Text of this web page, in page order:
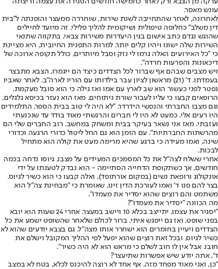
עונש מאסר.
לאחרונה, לאחר שהתחייבה לשנת שירות, שוחררה ממעצר והופנתה ל"בית
דין משלב" כחלופה טיפולית ושיקומית להליך פלילי. זה מיועד לחיילים
שהוגש נגדם כתב אישום בגין היעדרות משירות צבאי, בתקווה שתנאי
השירות שלה ישונו ויהיו קלים יותר. למרות התפנית החיובית, היא מציינת
כי "כל האירועים האלה גרמו לי נזק וסבל מיותרים, כולל תקופה ארוכה של
דיכאונות והפרעות חרדה".
ויש מצבים שבהם אף שברור לכל הצדדים כיצד הם ייגמרו, הצבא מתבצר
בעמדתו. ד' (21) מראשון לציון עבר בילדותו עם הוריו לארה"ב. לאחר שאביו
נפטר לפני כעשור הוא שב לארץ עם אמו ואז גילה כי הוא סובל מעקמת.
הרופאים קבעו כי עליו לעבור שורת ניתוחים. מאז הוא נעזר בכיסא גלגלים,
וגם מצבו החברתי והנפשי הידרדר. "לא היה לי טוב בבית הספר, התלמידים
היו רעים אלי. כמעט לא היו לי חברים והרגשתי מאוד בודד עד שנכנעתי
ועזבתי. מאז אני נשאר בעיקר בבית ומשחק במחשב. רוב החברים שלי הם
מהרשתות החברתיות". עם הזמן הוא גם החל ליטול כדורי הרגעה וכדורי
שינה, ואמו מעידה כי ברגע שהיא מרימה מעט את קולה הוא מתחיל
לבכות.
אחרי ששלח לצה"ל את כל המסמכים המעידים על מצבו, גיוסו נדחה בכמה
חודשים, אך כשתקופת הדחייה הסתיימה - הוא נבדק לטענתו על ידי
אונקולוג ורופאת נשים (במקום אורתופד), ואלה קבעו כי הוא כשיר לגיוס.
בצר להם פנו ד' ואמו לעורכת הדין זינו, שאומרת כי "מבחינת צה"ל הוא
משתמט והם רוצים שהוא יסדיר את מעמדו".
מה הכוונה "יסדיר את מעמדו"?
"יסגיר את עצמו, יתייצב בכלא 10 ויישב במעצר. אחרי 24 שעות הוא יובא
בפני שופט, ואז גם ייפגש איתי. ברור לכולם שלאחר שהשופט ישמע את כל
הצדדים ויעיין בחומרים הוא ישחרר אותו מצה"ל. גם בצבא יודעים שהוא לא
כשיר לגיוס, ובכל זאת רוצים שהוא יפעל לפי ההליך המקובל וישלם את
חובו. אבל אין לו חוב לשלם כי מראש הוא לא היה כשיר".
ד', אתה יודע שיש אפשרות שתיעצר?
"כן, ואני מאוד מפחד מזה. אף אחד לא רוצה להיכנס לכלא, בטח לא במצב